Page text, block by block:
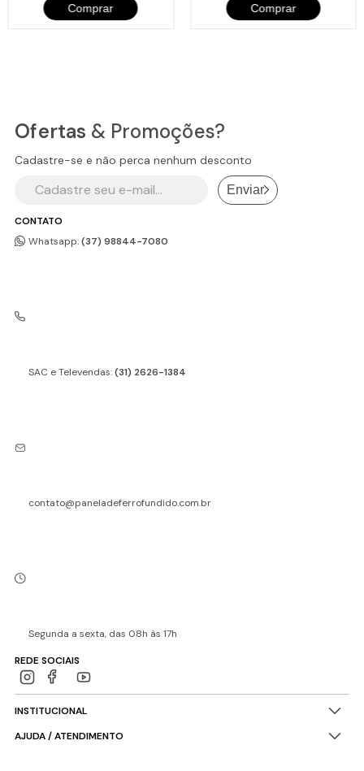
Comprar Comprar
CONTATO
Whatsapp:(37) 98844-7080
SAC e Televendas:(31) 2626-1384
contato@paneladeferrofundido.com.br
Segunda a sexta, das 08h às 17h
REDE SOCIAIS
INSTITUCIONAL
AJUDA / ATENDIMENTO
Ofertas & Promoções?
Cadastre-se e não perca nenhum desconto
Enviar